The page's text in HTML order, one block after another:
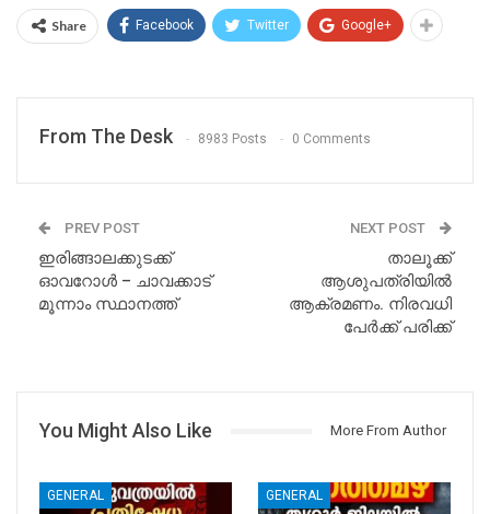
Share Facebook Twitter Google+
From The Desk 8983 Posts 0 Comments
PREV POST
ഇരിങ്ങാലക്കുടക്ക്
ഓവറോൾ – ചാവക്കാട്
മൂന്നാം സ്ഥാനത്ത്
NEXT POST
താലൂക്ക്
ആശുപത്രിയിൽ
ആക്രമണം. നിരവധി
പേർക്ക് പരിക്ക്
You Might Also Like More From Author
GENERAL GENERAL